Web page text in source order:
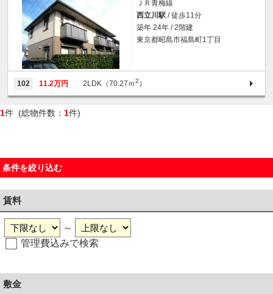
ＪＲ青梅線
西立川駅 / 徒歩11分
築年 24年 / 2階建
東京都昭島市福島町1丁目
102 11.2万円 2LDK（70.27ｍ2 ）
1件 (総物件数： 1件)
条件を絞り込む
賃料
～
管理費込みで検索
敷金